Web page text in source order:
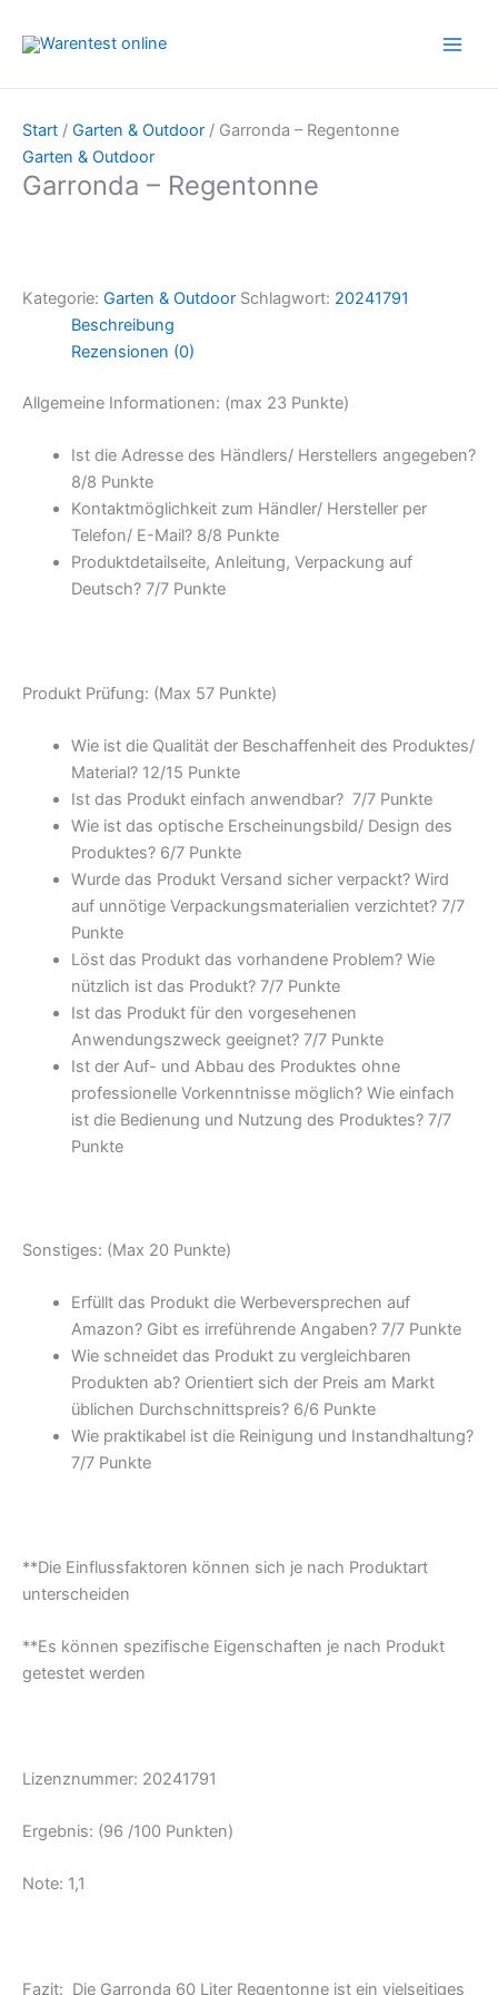
Inhalt
Start / Garten & Outdoor / Garronda – Regentonne
Garten & Outdoor
Garronda – Regentonne
Kategorie: Garten & Outdoor Schlagwort: 20241791
Beschreibung
Rezensionen (0)
Allgemeine Informationen: (max 23 Punkte)
Ist die Adresse des Händlers/ Herstellers angegeben?
8/8 Punkte
Kontaktmöglichkeit zum Händler/ Hersteller per
Telefon/ E-Mail? 8/8 Punkte
Produktdetailseite, Anleitung, Verpackung auf
Deutsch? 7/7 Punkte
Produkt Prüfung: (Max 57 Punkte)
Wie ist die Qualität der Beschaffenheit des Produktes/
Material? 12/15 Punkte
Ist das Produkt einfach anwendbar? 7/7 Punkte
Wie ist das optische Erscheinungsbild/ Design des
Produktes? 6/7 Punkte
Wurde das Produkt Versand sicher verpackt? Wird
auf unnötige Verpackungsmaterialien verzichtet? 7/7
Punkte
Löst das Produkt das vorhandene Problem? Wie
nützlich ist das Produkt? 7/7 Punkte
Ist das Produkt für den vorgesehenen
Anwendungszweck geeignet? 7/7 Punkte
Ist der Auf- und Abbau des Produktes ohne
professionelle Vorkenntnisse möglich? Wie einfach
ist die Bedienung und Nutzung des Produktes? 7/7
Punkte
Sonstiges: (Max 20 Punkte)
Erfüllt das Produkt die Werbeversprechen auf
Amazon? Gibt es irreführende Angaben? 7/7 Punkte
Wie schneidet das Produkt zu vergleichbaren
Produkten ab? Orientiert sich der Preis am Markt
üblichen Durchschnittspreis? 6/6 Punkte
Wie praktikabel ist die Reinigung und Instandhaltung?
7/7 Punkte
**Die Einflussfaktoren können sich je nach Produktart
unterscheiden
**Es können spezifische Eigenschaften je nach Produkt
getestet werden
Lizenznummer: 20241791
Ergebnis: (96 /100 Punkten)
Note: 1,1
Fazit: Die Garronda 60 Liter Regentonne ist ein vielseitiges